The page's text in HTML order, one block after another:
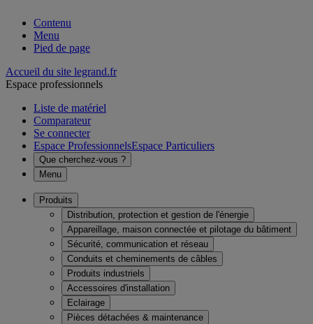
Contenu
Menu
Pied de page
Accueil du site legrand.fr
Espace professionnels
Liste de matériel
Comparateur
Se connecter
Espace ProfessionnelsEspace Particuliers
Que cherchez-vous ?
Menu
Produits
Distribution, protection et gestion de l'énergie
Appareillage, maison connectée et pilotage du bâtiment
Sécurité, communication et réseau
Conduits et cheminements de câbles
Produits industriels
Accessoires d'installation
Eclairage
Pièces détachées & maintenance